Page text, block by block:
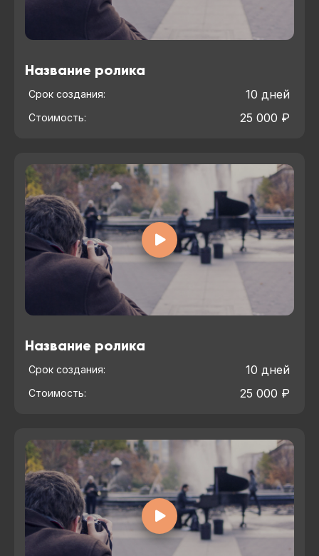
Название ролика
Срок создания: 10 дней
Стоимость: 25 000 ₽
Название ролика
Срок создания: 10 дней
Стоимость: 25 000 ₽